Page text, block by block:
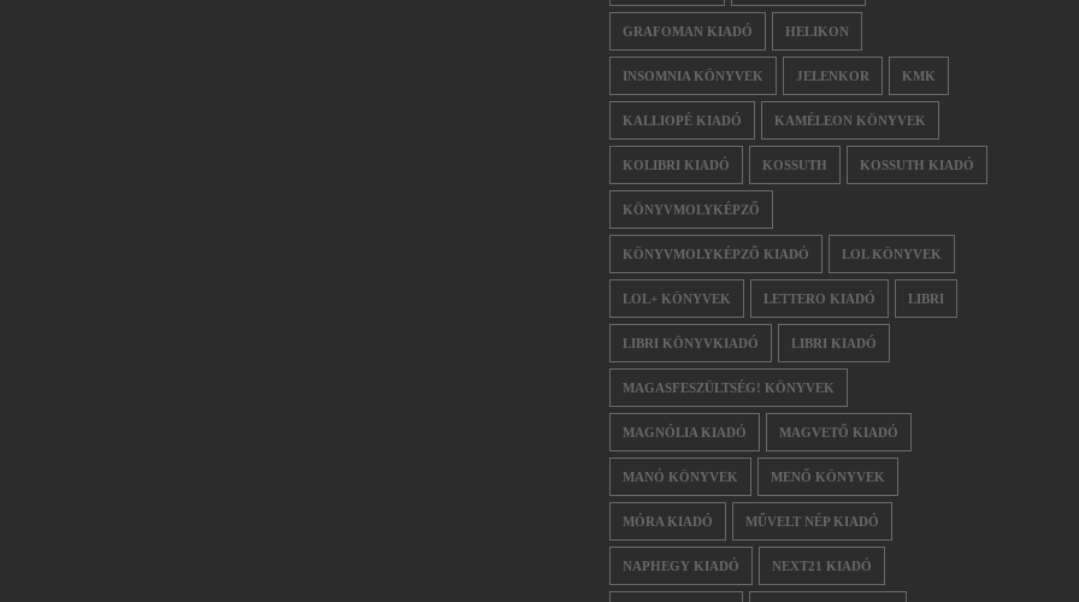
GRAFOMAN KIADÓ HELIKON
INSOMNIA KÖNYVEK JELENKOR KMK
KALLIOPÉ KIADÓ KAMÉLEON KÖNYVEK
KOLIBRI KIADÓ KOSSUTH KOSSUTH KIADÓ
KÖNYVMOLYKÉPZŐ
KÖNYVMOLYKÉPZŐ KIADÓ LOL KÖNYVEK
LOL+ KÖNYVEK LETTERO KIADÓ LIBRI
LIBRI KÖNYVKIADÓ LIBRI KIADÓ
MAGASFESZÜLTSÉG! KÖNYVEK
MAGNÓLIA KIADÓ MAGVETŐ KIADÓ
MANÓ KÖNYVEK MENŐ KÖNYVEK
MÓRA KIADÓ MŰVELT NÉP KIADÓ
NAPHEGY KIADÓ NEXT21 KIADÓ